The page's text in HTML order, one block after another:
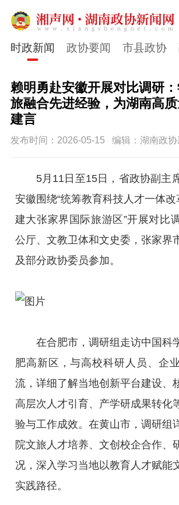
时政新闻 政协要闻 市县政协
赖明勇赴安徽开展对比调研
旅融合先进经验，为湖南高
建言
发布时间：2026-05-15 编辑：湖南政协
5月11日至15日，省政协副主
安徽围绕“统筹教育科技人才一体改
建大张家界国际旅游区”开展对比
公厅、文教卫体和文史委，张家界
及部分政协委员参加。
在合肥市，调研组走访中国科
肥高新区，与高校科研人员、企
流，详细了解当地创新平台建设、
高层次人才引育、产学研成果转化
验与工作成效。在黄山市，调研组
院文旅人才培养、文创校企合作、
况，深入学习当地以教育人才赋能
实践路径。